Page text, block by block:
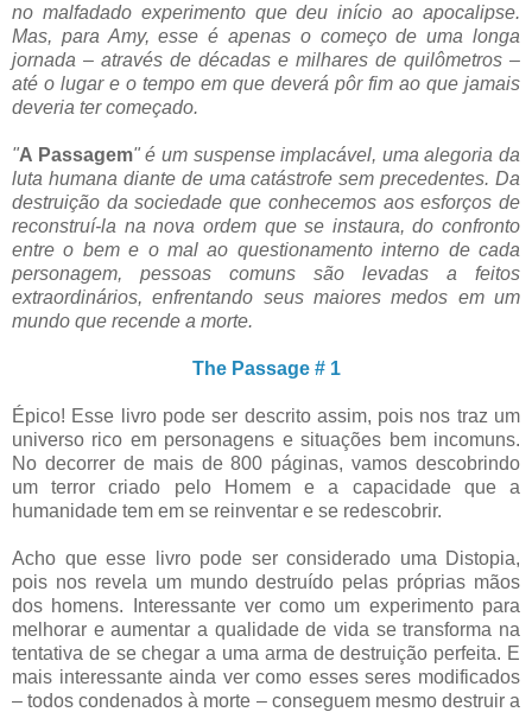
no malfadado experimento que deu início ao apocalipse.
Mas, para Amy, esse é apenas o começo de uma longa
jornada – através de décadas e milhares de quilômetros –
até o lugar e o tempo em que deverá pôr fim ao que jamais
deveria ter começado.
"A Passagem" é um suspense implacável, uma alegoria da
luta humana diante de uma catástrofe sem precedentes. Da
destruição da sociedade que conhecemos aos esforços de
reconstruí-la na nova ordem que se instaura, do confronto
entre o bem e o mal ao questionamento interno de cada
personagem, pessoas comuns são levadas a feitos
extraordinários, enfrentando seus maiores medos em um
mundo que recende a morte.
The Passage # 1
Épico! Esse livro pode ser descrito assim, pois nos traz um
universo rico em personagens e situações bem incomuns.
No decorrer de mais de 800 páginas, vamos descobrindo
um terror criado pelo Homem e a capacidade que a
humanidade tem em se reinventar e se redescobrir.
Acho que esse livro pode ser considerado uma Distopia,
pois nos revela um mundo destruído pelas próprias mãos
dos homens. Interessante ver como um experimento para
melhorar e aumentar a qualidade de vida se transforma na
tentativa de se chegar a uma arma de destruição perfeita. E
mais interessante ainda ver como esses seres modificados
– todos condenados à morte – conseguem mesmo destruir a